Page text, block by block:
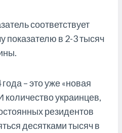
соответствует
показателю в 2-3 тысяч
– это уже «новая
украинцев,
резидентов
десятками тысяч в